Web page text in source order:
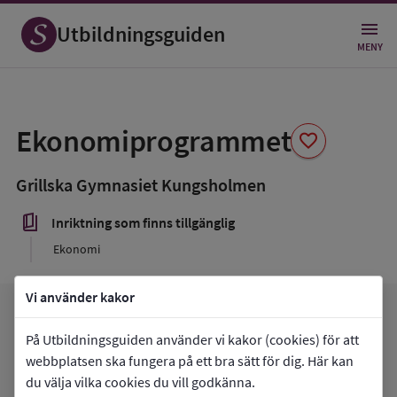
Vi använder kakor
På Utbildningsguiden använder vi kakor (cookies) för att
webbplatsen ska fungera på ett bra sätt för dig. Här kan
du välja vilka cookies du vill godkänna.
Utbildningsguiden MENY
Ekonomiprogrammet favorite
som
favorit
Grillska Gymnasiet Kungsholmen
book_5 Inriktning som finns tillgänglig
Ekonomi
Gå tillGrillska Gymnasiet Kungsholmenarrow_forward
Mina favoriterfavorite